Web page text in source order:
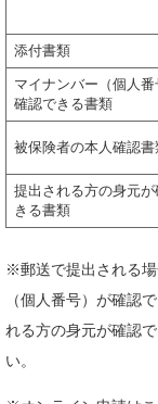
添付書類
マイナンバー（個人番
確認できる書類
被保険者の本人確認書
提出される方の身元が
きる書類
※郵送で提出される
（個人番号）が確認
れる方の身元が確認
い。